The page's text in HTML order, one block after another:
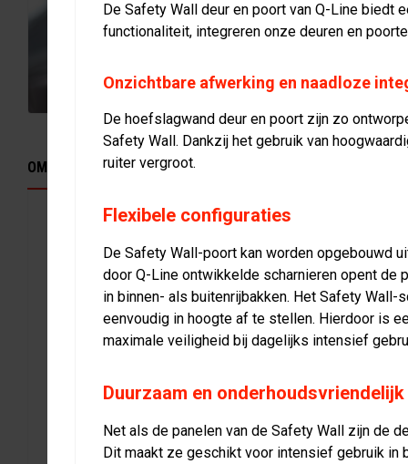
OMSCHRIJVING KENMERKEN
Safety Wall hoefslagwand
De Safety Wall hoefslagwand van Q-Line biedt een
oplossing voor het beschermen van paard en ruiter in
met oog voor detail en functionaliteit, zorgen onze
professionele uitstraling en maximale veiligheid in uw
Voordelen van de Safety Wall
Onze Safety Wall is ontworpen om te voldoen aan de
veiligheidsnormen. Het duurzame materiaal biedt een
De Safety Wall deur en poort van Q-Line biedt
functionaliteit, integreren onze deuren en
Onzichtbare afwerking en naadloze
De hoefslagwand deur en poort zijn zo
Safety Wall. Dankzij het gebruik van
ruiter vergroot.
Flexibele configuraties
De Safety Wall-poort kan worden opgebouwd
door Q-Line ontwikkelde scharnieren opent de
in binnen- als buitenrijbakken. Het Safety
eenvoudig in hoogte af te stellen. Hierdoor is
maximale veiligheid bij dagelijks intensief
Duurzaam en onderhoudsvriendelijk
Net als de panelen van de Safety Wall zijn de
Dit maakt ze geschikt voor intensief gebruik in